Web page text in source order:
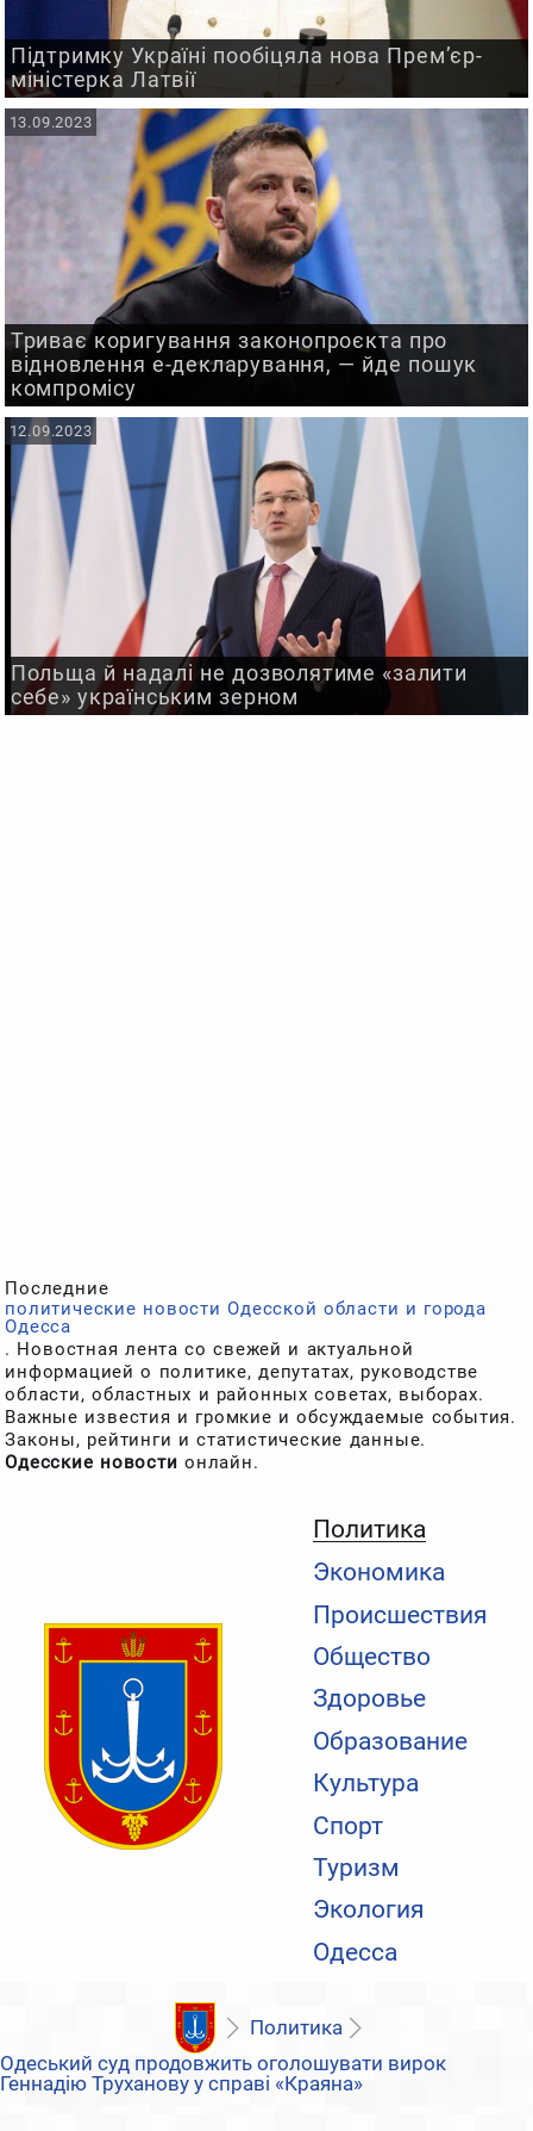
Политика
Экономика
Происшествия
Общество
Здоровье
Образование
Культура
Спорт
Туризм
Экология
Одесса
Підтримку Україні пообіцяла нова Прем’єр-
міністерка Латвії
Триває коригування законопроєкта про
відновлення е-декларування, — йде пошук
компромісу
13.09.2023
Польща й надалі не дозволятиме «залити
себе» українським зерном
12.09.2023
Последние
политические новости Одесской области и города
Одесса
. Новостная лента со свежей и актуальной
информацией о политике, депутатах, руководстве
области, областных и районных советах, выборах.
Важные известия и громкие и обсуждаемые события.
Законы, рейтинги и статистические данные.
Одесские новости онлайн.
Политика
Одеський суд продовжить оголошувати вирок
Геннадію Труханову у справі «Краяна»